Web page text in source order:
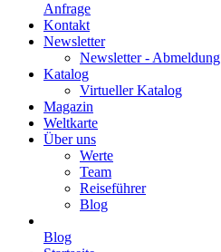
Anfrage
Kontakt
Newsletter
Newsletter - Abmeldung
Katalog
Virtueller Katalog
Magazin
Weltkarte
Über uns
Werte
Team
Reiseführer
Blog
Blog